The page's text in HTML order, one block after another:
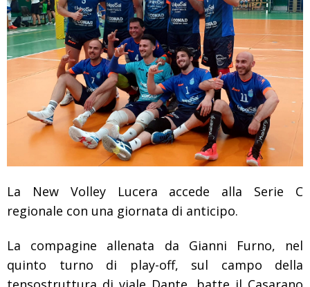
La New Volley Lucera accede alla Serie C
regionale con una giornata di anticipo.
La compagine allenata da Gianni Furno, nel
quinto turno di play-off, sul campo della